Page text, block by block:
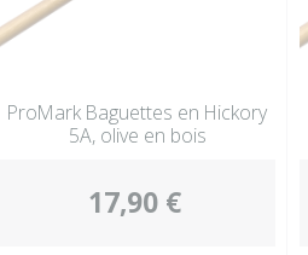
ProMark Baguettes en Hickory
5A, olive en bois
17,90 €